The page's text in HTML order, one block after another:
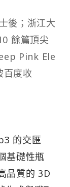
後；浙江大
餘篇頂尖
Pink Ele
度收
的交匯
基礎性瓶
品質的 3D